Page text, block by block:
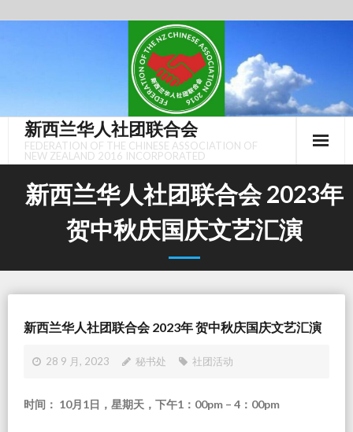
新西兰华人社团联合会
FEDERATION OF THE CHINESE ASSOCIATION OF
NEW ZEALAND 2016 INCORPORATED
新西兰华人社团联合会 2023年
贺中秋庆国庆文艺汇演
新西兰华人社团联合会 2023年 贺中秋庆国庆文艺汇演
28 9 月, 2023 秘书处 社团活动
时间： 10月1日，星期天，下午1 ： 00pm – 4 ： 00pm